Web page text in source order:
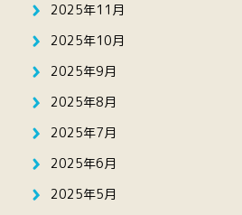
2025年11月
2025年10月
2025年9月
2025年8月
2025年7月
2025年6月
2025年5月